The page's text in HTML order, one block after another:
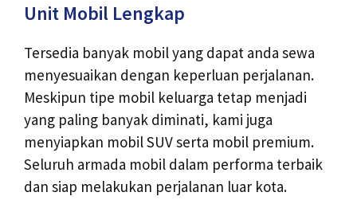
Unit Mobil Lengkap
Tersedia banyak mobil yang dapat anda sewa
menyesuaikan dengan keperluan perjalanan.
Meskipun tipe mobil keluarga tetap menjadi
yang paling banyak diminati, kami juga
menyiapkan mobil SUV serta mobil premium.
Seluruh armada mobil dalam performa terbaik
dan siap melakukan perjalanan luar kota.